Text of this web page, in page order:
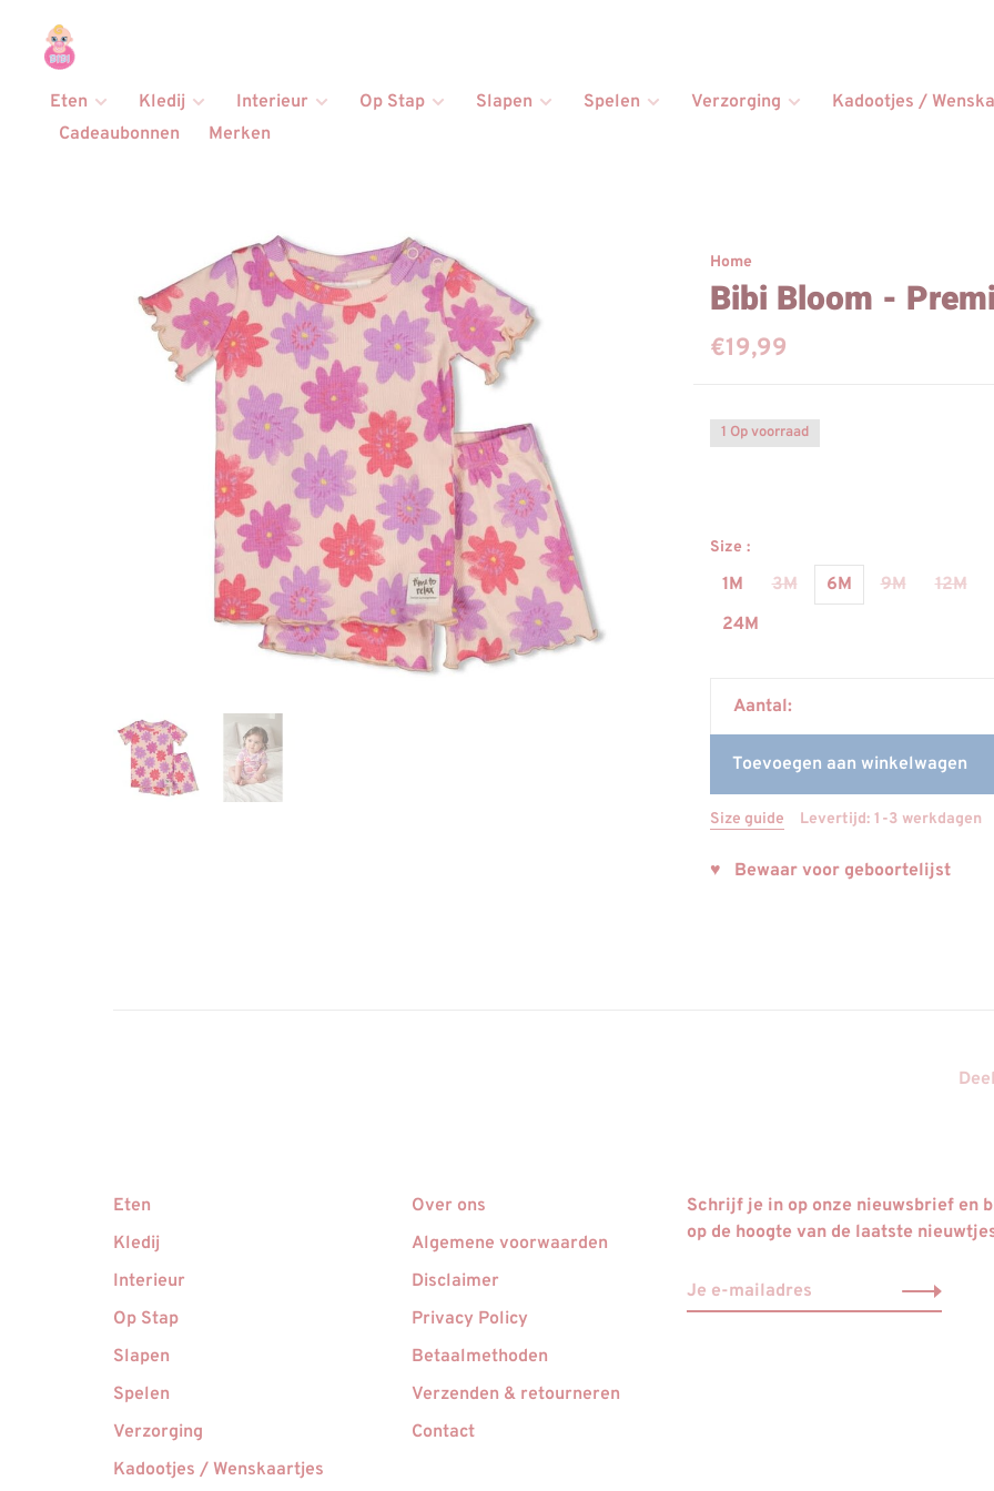
Eten Kledij Interieur Op Stap Slapen Spelen Verzorging Kadootjes /
Cadeaubonnen
Merken
Home
Bibi Bloom -
€19,99
1 Op voorraad
Size :
1M 3M 6M 9M 12M
24M
Aantal:
Toevoegen aan winkelwagen
Size guide Levertijd: 1-3 werkdagen
♥ Bewaar voor geboortelijst
Eten
Kledij
Interieur
Op Stap
Slapen
Spelen
Verzorging
Kadootjes / Wenskaartjes
Over ons
Algemene voorwaarden
Disclaimer
Privacy Policy
Betaalmethoden
Verzenden & retourneren
Contact
Schrijf je in op onze nieuwsbrief en
op de hoogte van de laatste